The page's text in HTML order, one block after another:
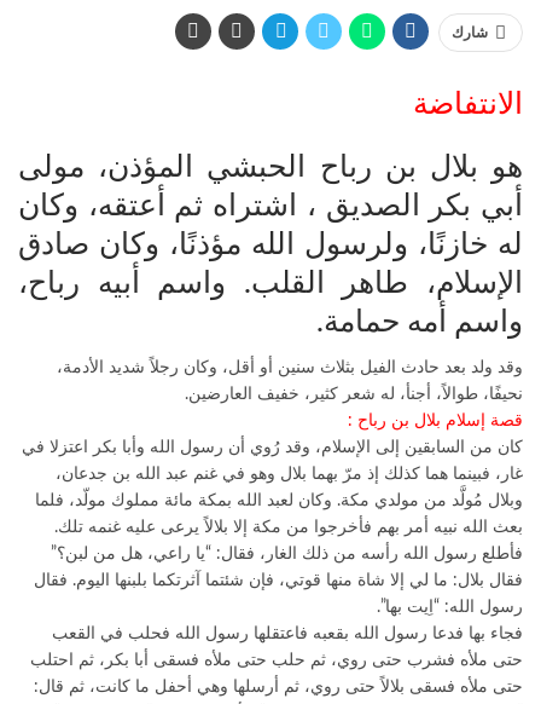
شارك
الانتفاضة
هو بلال بن رباح الحبشي المؤذن، مولى
أبي بكر الصديق ، اشتراه ثم أعتقه، وكان
له خازنًا، ولرسول الله مؤذنًا، وكان صادق
الإسلام، طاهر القلب. واسم أبيه رباح،
واسم أمه حمامة.
وقد ولد بعد حادث الفيل بثلاث سنين أو أقل، وكان رجلاً شديد الأدمة،
نحيفًا، طوالاً، أجنأ، له شعر كثير، خفيف العارضين.
قصة إسلام بلال بن رباح :
كان من السابقين إلى الإسلام، وقد رُوي أن رسول الله وأبا بكر اعتزلا في
غار، فبينما هما كذلك إذ مرّ بهما بلال وهو في غنم عبد الله بن جدعان،
وبلال مُولَّد من مولدي مكة. وكان لعبد الله بمكة مائة مملوك مولّد، فلما
بعث الله نبيه أمر بهم فأخرجوا من مكة إلا بلالاً يرعى عليه غنمه تلك.
فأطلع رسول الله رأسه من ذلك الغار، فقال: “يا راعي، هل من لبن؟”
فقال بلال: ما لي إلا شاة منها قوتي، فإن شئتما آثرتكما بلبنها اليوم. فقال
رسول الله: “اِيت بها”.
فجاء بها فدعا رسول الله بقعبه فاعتقلها رسول الله فحلب في القعب
حتى ملأه فشرب حتى روي، ثم حلب حتى ملأه فسقى أبا بكر، ثم احتلب
حتى ملأه فسقى بلالاً حتى روي، ثم أرسلها وهي أحفل ما كانت، ثم قال: